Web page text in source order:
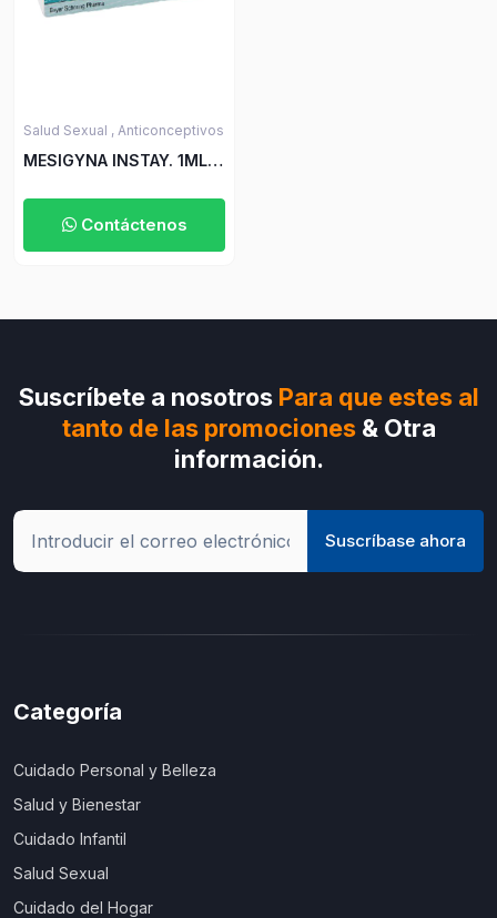
Salud Sexual , Anticonceptivos
MESIGYNA INSTAY. 1ML
Contáctenos
Suscríbete a nosotrosPara que estes al
tanto de las promociones & Otra
información.
Suscríbase ahora
Categoría
Cuidado Personal y Belleza
Salud y Bienestar
Cuidado Infantil
Salud Sexual
Cuidado del Hogar